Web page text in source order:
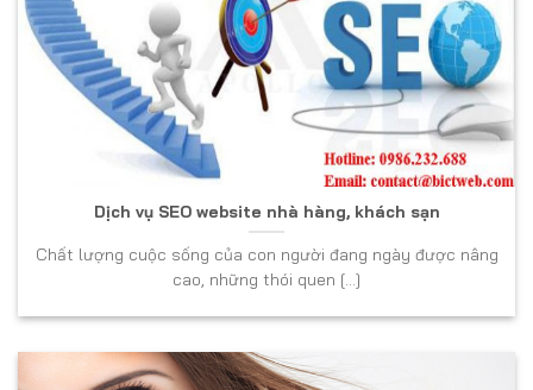
Dịch vụ SEO website nhà hàng, khách sạn
Chất lượng cuộc sống của con người đang ngày được nâng
cao, những thói quen [...]